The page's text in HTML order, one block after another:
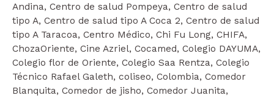
Andina, Centro de salud Pompeya, Centro de salud
tipo A, Centro de salud tipo A Coca 2, Centro de salud
tipo A Taracoa, Centro Médico, Chi Fu Long, CHIFA,
ChozaOriente, Cine Azriel, Cocamed, Colegio DAYUMA,
Colegio flor de Oriente, Colegio Saa Rentza, Colegio
Técnico Rafael Galeth, coliseo, Colombia, Comedor
Blanquita, Comedor de jisho, Comedor Juanita,